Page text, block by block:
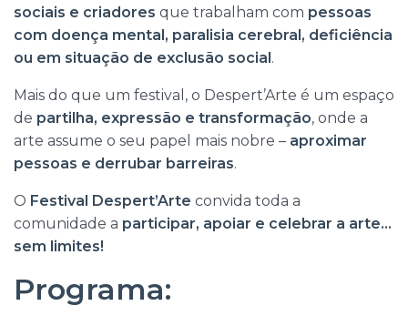
sociais e criadores que trabalham com pessoas
com doença mental, paralisia cerebral, deficiência
ou em situação de exclusão social .
Mais do que um festival, o Despert’Arte é um espaço
de partilha, expressão e transformação, onde a
arte assume o seu papel mais nobre – aproximar
pessoas e derrubar barreiras.
O Festival Despert’Arte convida toda a
comunidade a participar, apoiar e celebrar a arte…
sem limites!
Programa: